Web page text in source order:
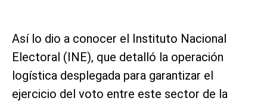
Así lo dio a conocer el Instituto Nacional
Electoral (INE), que detalló la operación
logística desplegada para garantizar el
ejercicio del voto entre este sector de la